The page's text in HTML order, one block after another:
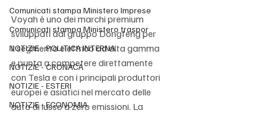
Comunicati stampa Ministero Imprese
Comunicati stampa Ministero traspor
NOTIZIE - POLITICA INTERNA
NOTIZIE - CRONACA
NOTIZIE - ESTERI
NOTIZIE - ECONOMIA
Voyah è uno dei marchi premium
sviluppati dal gruppo Dongfeng per
il segmento elettrico ad alta gamma
e punta a competere direttamente
con Tesla e con i principali produttori
europei e asiatici nel mercato delle
auto di lusso a zero emissioni. La